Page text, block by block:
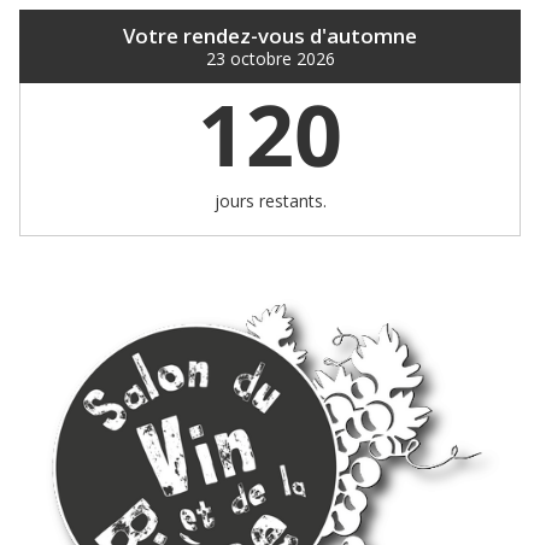
Votre rendez-vous d'automne
23 octobre 2026
120
jours restants.